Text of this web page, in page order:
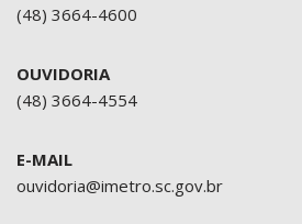
(48) 3664-4600
OUVIDORIA
(48) 3664-4554
E-MAIL
ouvidoria@imetro.sc.gov.br